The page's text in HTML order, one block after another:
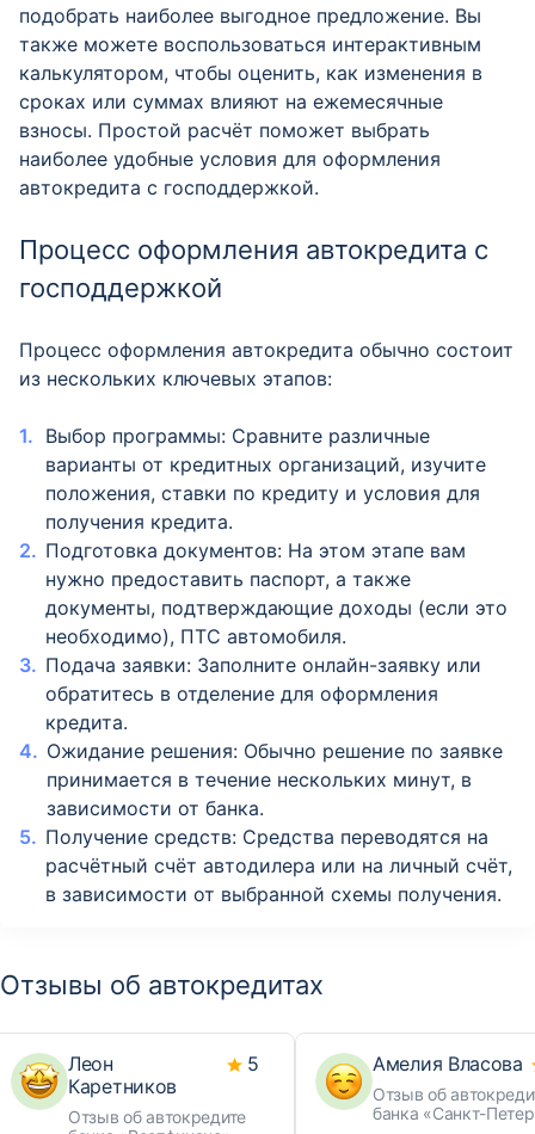
подобрать наиболее выгодное предложение. Вы
также можете воспользоваться интерактивным
калькулятором, чтобы оценить, как изменения в
сроках или суммах влияют на ежемесячные
взносы. Простой расчёт поможет выбрать
наиболее удобные условия для оформления
автокредита с господдержкой.
Процесс оформления автокредита с
господдержкой
Процесс оформления автокредита обычно состоит
из нескольких ключевых этапов:
Выбор программы: Сравните различные
варианты от кредитных организаций, изучите
положения, ставки по кредиту и условия для
получения кредита.
Подготовка документов: На этом этапе вам
нужно предоставить паспорт, а также
документы, подтверждающие доходы (если это
необходимо), ПТС автомобиля.
Подача заявки: Заполните онлайн-заявку или
обратитесь в отделение для оформления
кредита.
Ожидание решения: Обычно решение по заявке
принимается в течение нескольких минут, в
зависимости от банка.
Получение средств: Средства переводятся на
расчётный счёт автодилера или на личный счёт,
в зависимости от выбранной схемы получения.
Отзывы об автокредитах
Леон
Каретников
Отзыв об автокредите
5 Амелия Власова
Отзыв об
банка «Санкт-